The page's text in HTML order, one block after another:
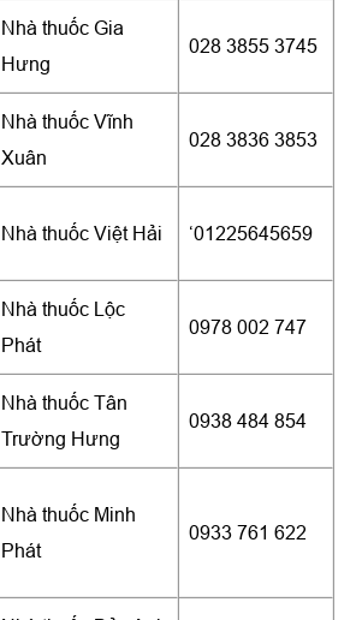
Nhà thuốc Gia
Hưng
028 3855 3745
Nhà thuốc Vĩnh
Xuân
028 3836 3853
Nhà thuốc Việt Hải ‘01225645659
Nhà thuốc Lộc
Phát
0978 002 747
Nhà thuốc Tân
Trường Hưng
0938 484 854
Nhà thuốc Minh
Phát
0933 761 622